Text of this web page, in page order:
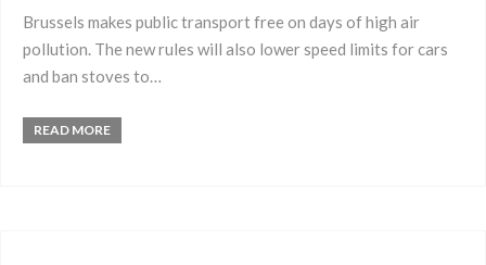
Brussels makes public transport free on days of high air
pollution. The new rules will also lower speed limits for cars
and ban stoves to…
READ MORE